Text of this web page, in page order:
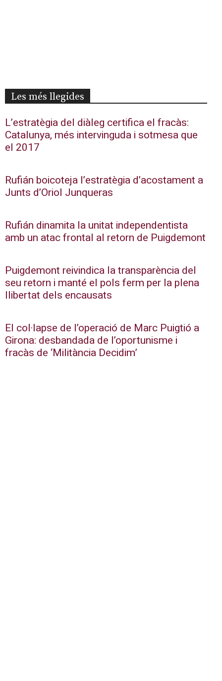
Les més llegides
L’estratègia del diàleg certifica el fracàs:
Catalunya, més intervinguda i sotmesa que
el 2017
Rufián boicoteja l’estratègia d’acostament a
Junts d’Oriol Junqueras
Rufián dinamita la unitat independentista
amb un atac frontal al retorn de Puigdemont
Puigdemont reivindica la transparència del
seu retorn i manté el pols ferm per la plena
llibertat dels encausats
El col·lapse de l’operació de Marc Puigtió a
Girona: desbandada de l’oportunisme i
fracàs de ‘Militància Decidim’